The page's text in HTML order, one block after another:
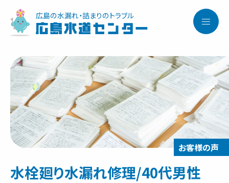
広島の水漏れ・詰まりのトラブル
広島水道センター
水栓廻り水漏れ修理/40代男性